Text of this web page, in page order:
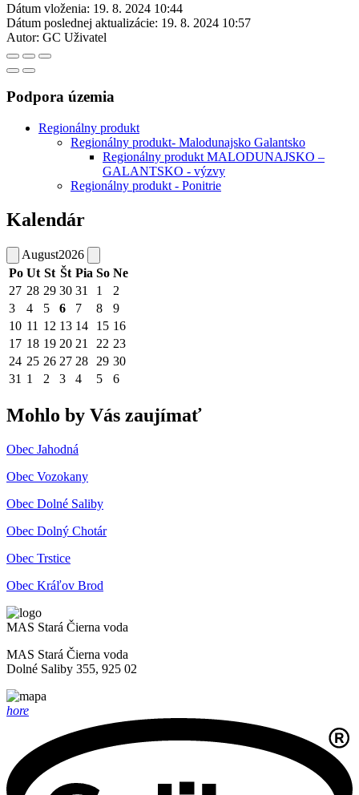
Dátum vloženia: 19. 8. 2024 10:44
Dátum poslednej aktualizácie: 19. 8. 2024 10:57
Autor: GC Uživatel
Podpora územia
Regionálny produkt
Regionálny produkt- Malodunajsko Galantsko
Regionálny produkt MALODUNAJSKO –
GALANTSKO - výzvy
Regionálny produkt - Ponitrie
Kalendár
August2026
Po Ut St Št Pia So Ne
27 28 29 30 31 1
2
3
4 5 6 7 8
9
10 11 12 13 14 15 16
17 18 19 20 21 22 23
24 25 26 27 28 29 30
31 1 2 3 4 5 6
Mohlo by Vás zaujímať
Obec Jahodná
Obec Vozokany
Obec Dolné Saliby
Obec Dolný Chotár
Obec Trstice
Obec Kráľov Brod
MAS Stará Čierna voda
MAS Stará Čierna voda
Dolné Saliby 355, 925 02
hore